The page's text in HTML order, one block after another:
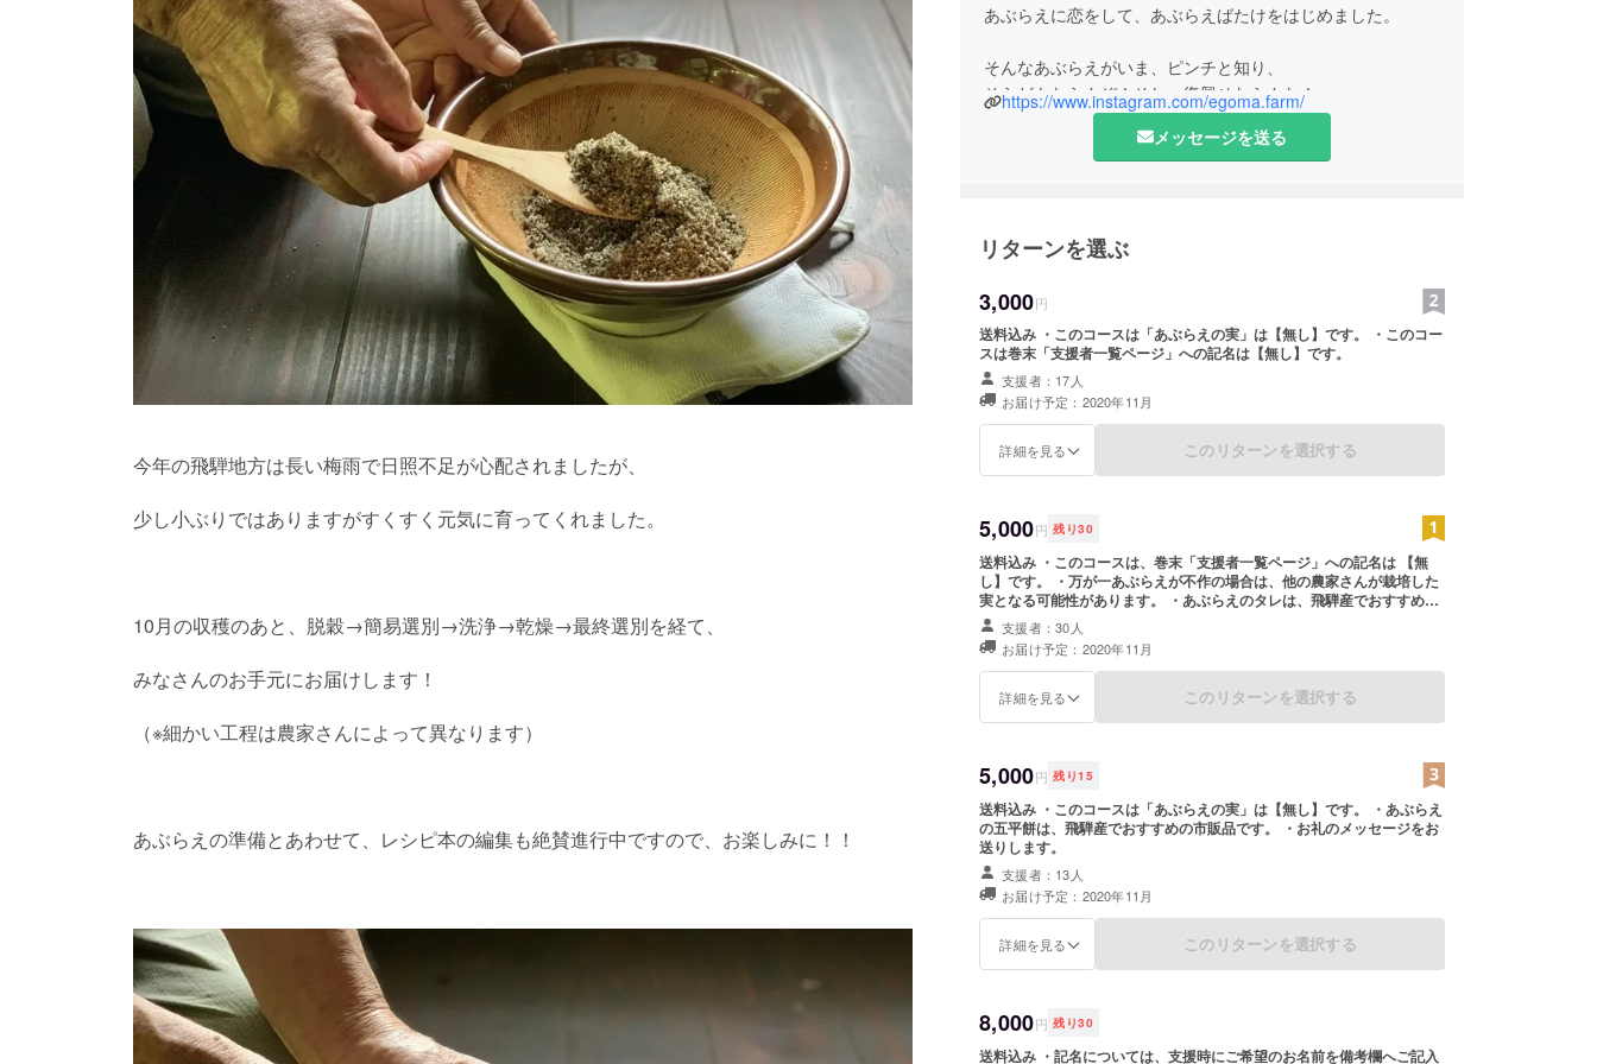
今年の飛騨地方は長い梅雨で日照不足が心配されましたが、
少し小ぶりではありますがすくすく元気に育ってくれました。
10月の収穫のあと、脱穀→簡易選別→洗浄→乾燥→最終選別を経て、
みなさんのお手元にお届けします！
（※細かい工程は農家さんによって異なります）
あぶらえの準備とあわせて、レシピ本の編集も絶賛進行中ですので、お楽しみに！！
あぶらえに恋をして、あぶらえばたけをはじめました。
そんなあぶらえがいま、ピンチと知り、
そらどもならんぞ！そしゃ復興せならんな！
ってことであぶらえ栽培＆継承活動をやっています。
https://www.instagram.com/egoma.farm/
メッセージを送る
リターンを選ぶ
3,000円
送料込み ・このコースは「あぶらえの実」は【無し】です。 ・このコー
スは巻末「支援者一覧ページ」への記名は【無し】です。
支援者：17人
お届け予定：2020年11月
詳細を見る このリターンを選択する
5,000円 残り30
送料込み ・このコースは、巻末「支援者一覧ページ」への記名は 【無
し】です。 ・万が一あぶらえが不作の場合は、他の農家さんが栽培した
実となる可能性があります。 ・あぶらえのタレは、飛騨産でおすすめの
市販品です。 ・お礼のメッセージをお送りします。
支援者：30人
お届け予定：2020年11月
詳細を見る このリターンを選択する
5,000円 残り15
送料込み ・このコースは「あぶらえの実」は【無し】です。 ・あぶらえ
の五平餅は、飛騨産でおすすめの市販品です。 ・お礼のメッセージをお
送りします。
支援者：13人
お届け予定：2020年11月
詳細を見る このリターンを選択する
8,000円 残り30
送料込み ・記名については、支援時にご希望のお名前を備考欄へご記入